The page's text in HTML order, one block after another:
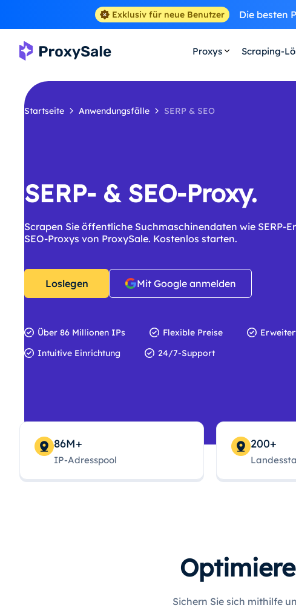
Exklusiv für neue Benutzer Die besten
Proxys Scraping-
Startseite Anwendungsfälle SERP & SEO
SERP- & SEO-Proxy.
Scrapen Sie öffentliche Suchmaschinendaten wie SERP-
SEO-Proxys von ProxySale. Kostenlos starten.
Loslegen Mit Google anmelden
Über 86 Millionen IPs Flexible Preise
Intuitive Einrichtung
24/7-Support
86M+
IP-Adresspool
200+
Sichern Sie sich mithilfe